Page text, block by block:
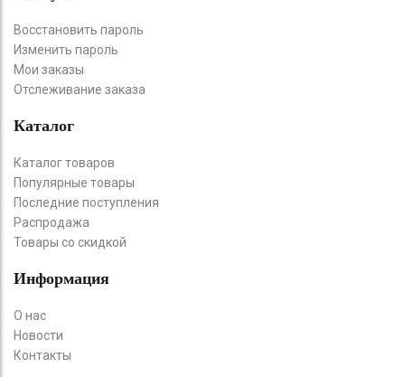
Восстановить пароль
Изменить пароль
Мои заказы
Отслеживание заказа
Каталог
Каталог товаров
Популярные товары
Последние поступления
Распродажа
Товары со скидкой
Информация
О нас
Новости
Контакты